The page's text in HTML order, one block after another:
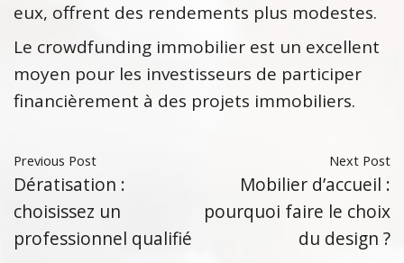
eux, offrent des rendements plus modestes.
Le crowdfunding immobilier est un excellent
moyen pour les investisseurs de participer
financièrement à des projets immobiliers.
Previous Post
Dératisation :
choisissez un
professionnel qualifié
Next Post
Mobilier d’accueil :
pourquoi faire le choix
du design ?